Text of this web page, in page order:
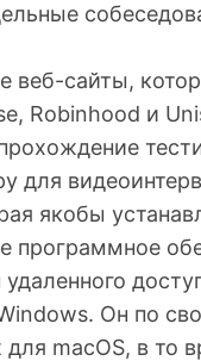
сайты,
Robinhood и
для
якобы
программное
Он по
macOS, в то